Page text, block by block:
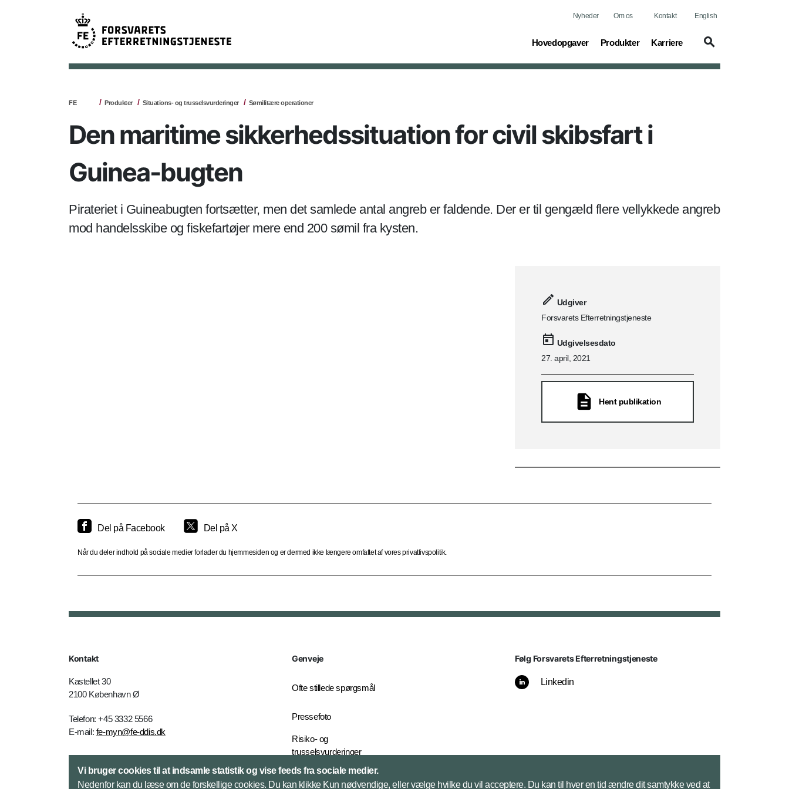
Nyheder Om os Kontakt English
Hovedopgaver
(current) Produkter
(current) Karriere
(current)
FE Produkter Situations- og trusselsvurderinger Sømilitære operationer
Den maritime sikkerhedssituation for civil skibsfart i
Guinea-bugten
Pirateriet i Guineabugten fortsætter, men det samlede antal angreb er faldende. Der er til gengæld flere vellykkede angreb
mod handelsskibe og fiskefartøjer mere end 200 sømil fra kysten.
Udgiver
Forsvarets Efterretningstjeneste
Udgivelsesdato
27. april, 2021
Hent publikation
Del på Facebook Del på X
Når du deler indhold på sociale medier forlader du hjemmesiden og er dermed ikke længere omfattet af vores privatlivspolitik.
Kontakt
Kastellet 30
2100 København Ø
Telefon: +45 3332 5566
E-mail: fe-myn@fe-ddis.dk
Genveje
Ofte stillede spørgsmål
Pressefoto
Risiko- og
trusselsvurderinger
Ekstern
whistleblowerordning for
Følg Forsvarets Efterretningstjeneste
Linkedin
Vi bruger cookies til at indsamle statistik og vise feeds fra sociale medier.
Nedenfor kan du læse om de forskellige cookies. Du kan klikke Kun nødvendige, eller vælge hvilke du vil acceptere. Du kan til hver en tid ændre dit samtykke ved at